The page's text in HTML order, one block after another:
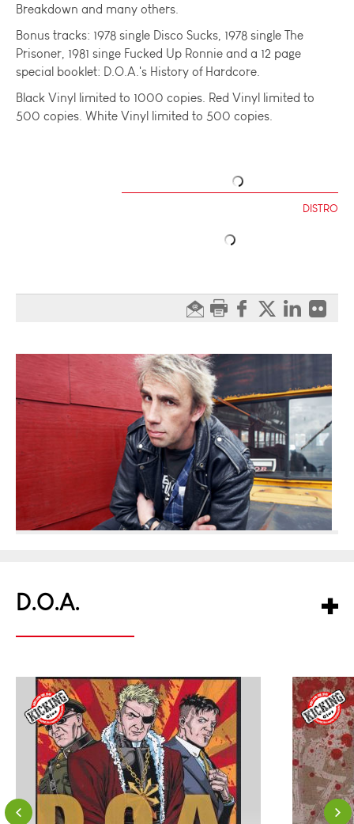
Breakdown and many others.
Bonus tracks: 1978 single Disco Sucks, 1978 single The
Prisoner, 1981 singe Fucked Up Ronnie and a 12 page
special booklet: D.O.A.'s History of Hardcore.
Black Vinyl limited to 1000 copies. Red Vinyl limited to
500 copies. White Vinyl limited to 500 copies.
DISTRO
D.O.A.